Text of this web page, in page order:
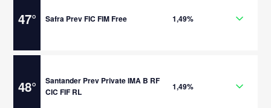
47° Safra Prev FIC FIM Free 1,49%
48°
Santander Prev Private IMA B RF
CIC FIF RL
1,49%